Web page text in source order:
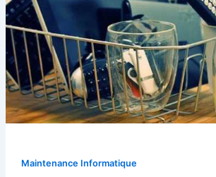
Maintenance Informatique